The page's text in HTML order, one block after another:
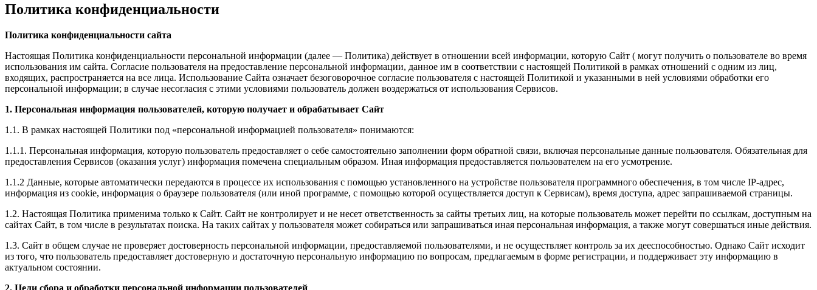
Политика конфиденциальности
Политика конфиденциальности сайта
Настоящая Политика конфиденциальности персональной информации (далее — Политика) действует в отношении всей информации, которую Сайт ( могут получить о пользователе во время
использования им сайта. Согласие пользователя на предоставление персональной информации, данное им в соответствии с настоящей Политикой в рамках отношений с одним из лиц,
входящих, распространяется на все лица. Использование Сайта означает безоговорочное согласие пользователя с настоящей Политикой и указанными в ней условиями обработки его
персональной информации; в случае несогласия с этими условиями пользователь должен воздержаться от использования Сервисов.
1. Персональная информация пользователей, которую получает и обрабатывает Сайт
1.1. В рамках настоящей Политики под «персональной информацией пользователя» понимаются:
1.1.1. Персональная информация, которую пользователь предоставляет о себе самостоятельно заполнении форм обратной связи, включая персональные данные пользователя. Обязательная для
предоставления Сервисов (оказания услуг) информация помечена специальным образом. Иная информация предоставляется пользователем на его усмотрение.
1.1.2 Данные, которые автоматически передаются в процессе их использования с помощью установленного на устройстве пользователя программного обеспечения, в том числе IP-адрес,
информация из cookie, информация о браузере пользователя (или иной программе, с помощью которой осуществляется доступ к Сервисам), время доступа, адрес запрашиваемой страницы.
1.2. Настоящая Политика применима только к Сайт. Сайт не контролирует и не несет ответственность за сайты третьих лиц, на которые пользователь может перейти по ссылкам, доступным на
сайтах Сайт, в том числе в результатах поиска. На таких сайтах у пользователя может собираться или запрашиваться иная персональная информация, а также могут совершаться иные действия.
1.3. Сайт в общем случае не проверяет достоверность персональной информации, предоставляемой пользователями, и не осуществляет контроль за их дееспособностью. Однако Сайт исходит
из того, что пользователь предоставляет достоверную и достаточную персональную информацию по вопросам, предлагаемым в форме регистрации, и поддерживает эту информацию в
актуальном состоянии.